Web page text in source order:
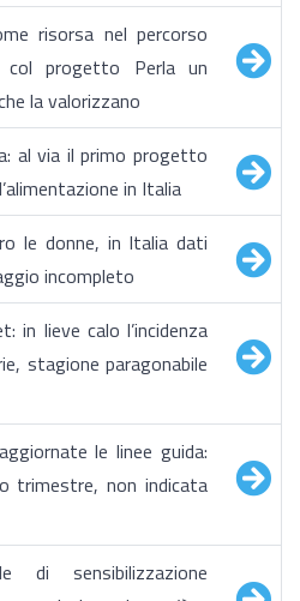
risorsa nel percorso
col progetto Perla un
la valorizzano
al via il primo progetto
in Italia
le donne, in Italia dati
incompleto
in lieve calo l’incidenza
stagione paragonabile
le linee guida:
trimestre, non indicata
di sensibilizzazione